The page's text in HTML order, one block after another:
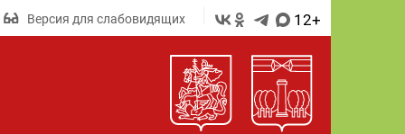
Версия для слабовидящих 12+